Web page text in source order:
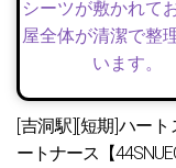
[吉洞駅][短期]ハー
ートナース【